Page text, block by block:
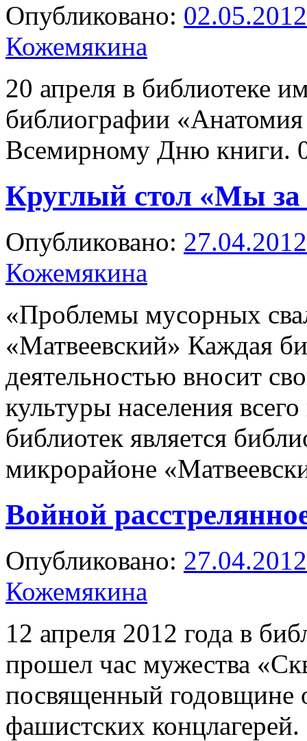
Опубликовано: 02.05.2012
Кожемякина
20 апреля в библиотеке
библиографии
Всемирному Дню книги.
Круглый стол «Мы за
Опубликовано: 27.04.2012
Кожемякина
«Проблемы мусорных
«Матвеевский» Каждая
деятельностью вносит
культуры населения
библиотек является
микрорайоне
Войной
Опубликовано: 27.04.2012
Кожемякина
12 апреля 2012 года в
прошел час мужества
посвященный годовщине
фашистских концлагерей.